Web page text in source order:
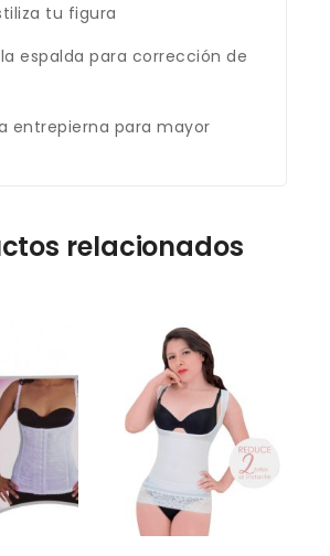
tu figura
la espalda para corrección de
entrepierna para mayor
relacionados